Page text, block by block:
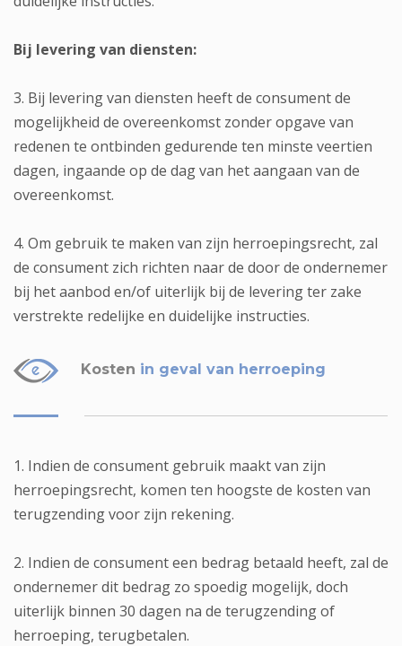
Bij levering van diensten:
3. Bij levering van diensten heeft de consument de
mogelijkheid de overeenkomst zonder opgave van
redenen te ontbinden gedurende ten minste veertien
dagen, ingaande op de dag van het aangaan van de
overeenkomst.
4. Om gebruik te maken van zijn herroepingsrecht, zal
de consument zich richten naar de door de ondernemer
bij het aanbod en/of uiterlijk bij de levering ter zake
verstrekte redelijke en duidelijke instructies.
Kosten in geval van herroeping
1. Indien de consument gebruik maakt van zijn
herroepingsrecht, komen ten hoogste de kosten van
terugzending voor zijn rekening.
2. Indien de consument een bedrag betaald heeft, zal de
ondernemer dit bedrag zo spoedig mogelijk, doch
uiterlijk binnen 30 dagen na de terugzending of
herroeping, terugbetalen.